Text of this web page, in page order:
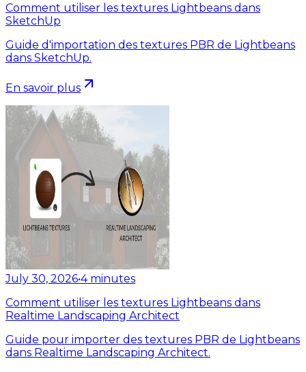
Comment utiliser les textures Lightbeans dans
SketchUp
Guide d'importation des textures PBR de Lightbeans
dans SketchUp.
En savoir plus
July 30, 2026•4 minutes
Comment utiliser les textures Lightbeans dans
Realtime Landscaping Architect
Guide pour importer des textures PBR de Lightbeans
dans Realtime Landscaping Architect.